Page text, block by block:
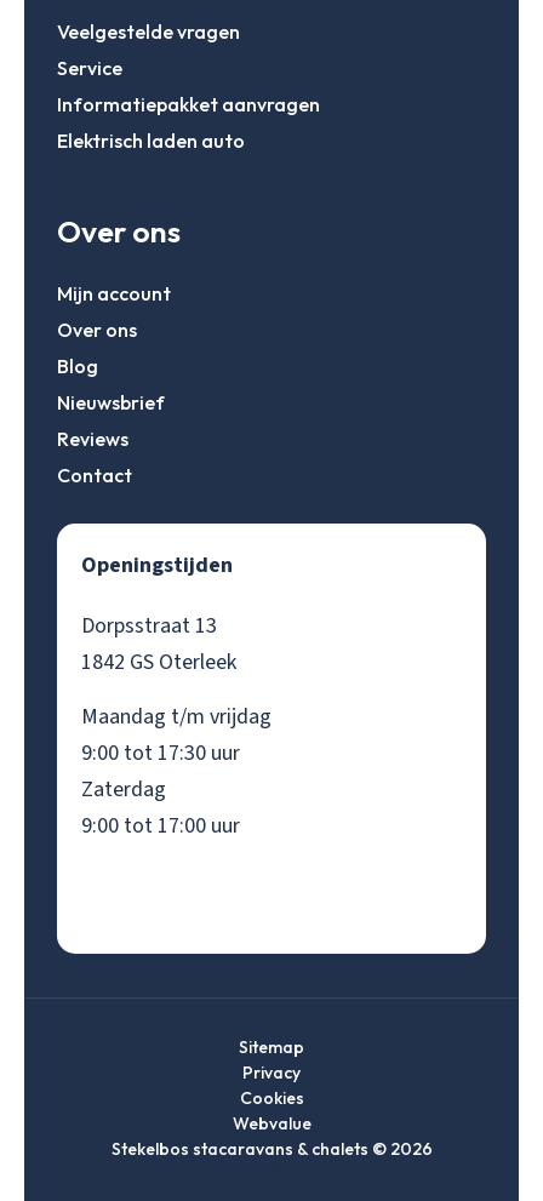
Veelgestelde vragen
Service
Informatiepakket aanvragen
Elektrisch laden auto
Over ons
Mijn account
Over ons
Blog
Nieuwsbrief
Reviews
Contact
Openingstijden
Dorpsstraat 13
1842 GS Oterleek
Maandag t/m vrijdag
9:00 tot 17:30 uur
Zaterdag
9:00 tot 17:00 uur
Stekelbos stacaravans & chalets © 2026
Sitemap
Privacy
Cookies
Webvalue